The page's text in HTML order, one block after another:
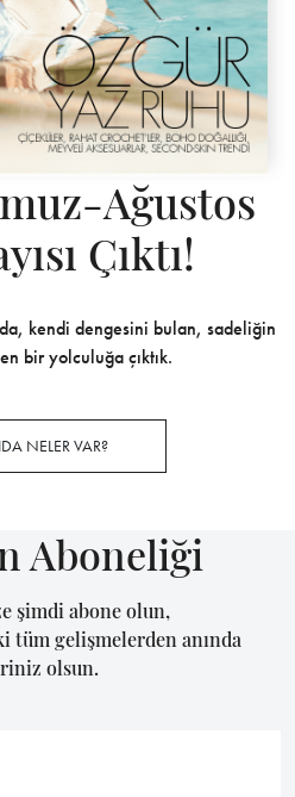
Ağustos
Çıktı!
kendi dengesini bulan, sadeliğin
bir yolculuğa çıktık.
NELER VAR?
Aboneliği
şimdi abone olun,
tüm gelişmelerden anında
olsun.